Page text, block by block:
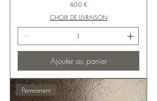
Prix
4,00 €
CHOIX DE LIVRAISON
Ajouter au panier
Permanent